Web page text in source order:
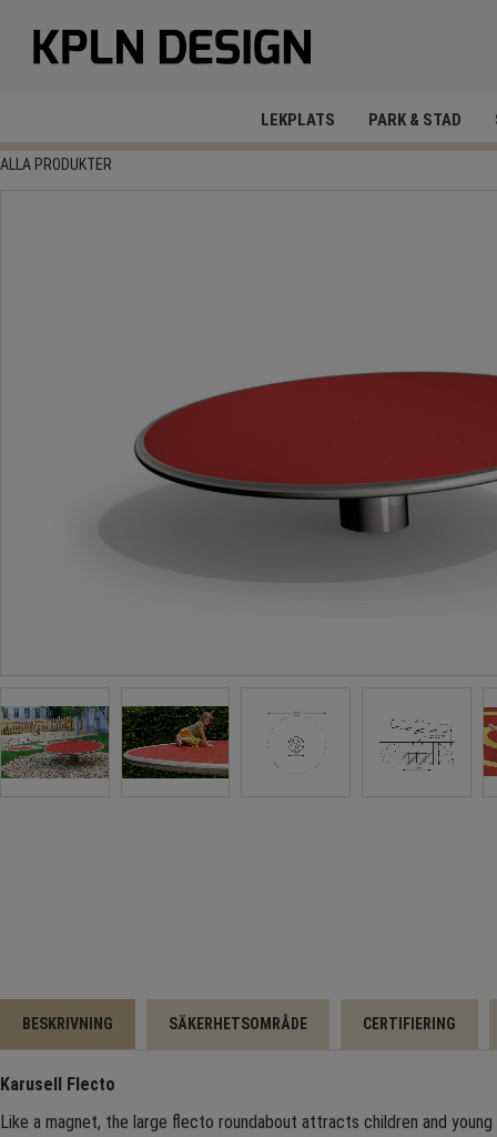
LEKPLATS PARK & STAD
ALLA PRODUKTER
BESKRIVNING SÄKERHETSOMRÅDE CERTIFIERING
Karusell Flecto
Like a magnet, the large flecto roundabout attracts children and